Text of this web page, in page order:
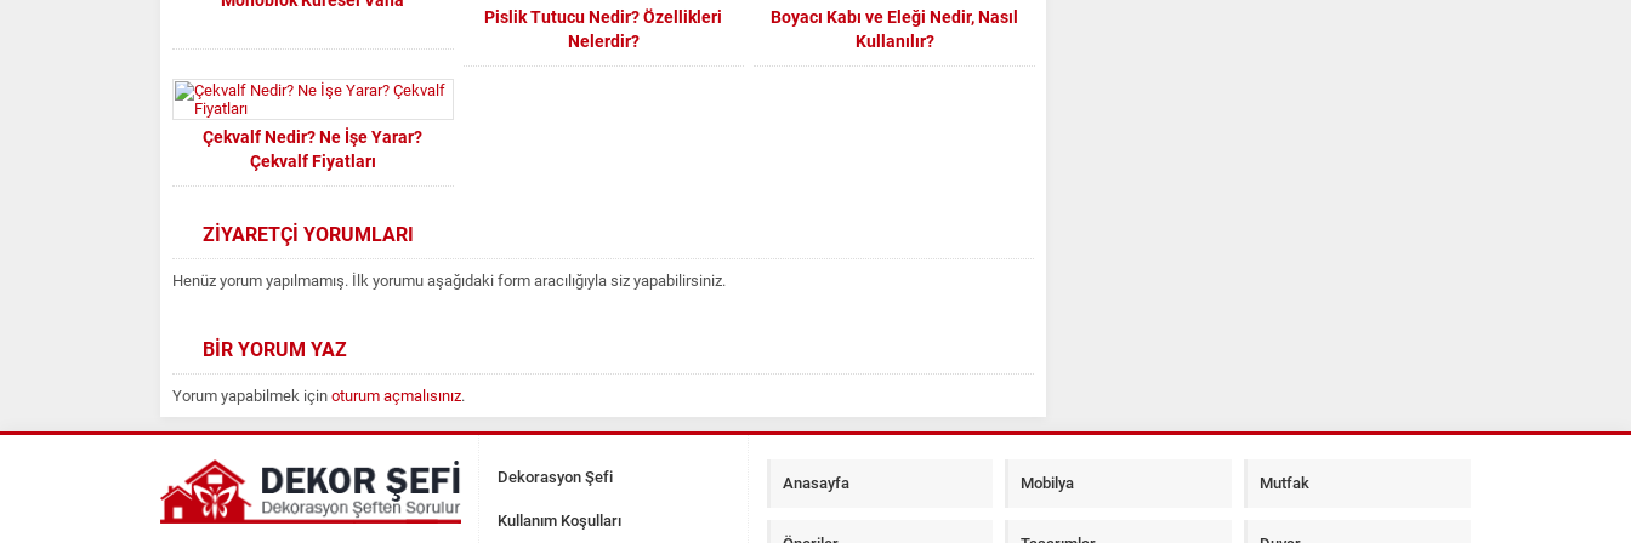
Pislik Tutucu Nedir? Özellikleri
Nelerdir?
Boyacı Kabı ve Eleği Nedir, Nasıl
Kullanılır?
Çekvalf Nedir? Ne İşe Yarar?
Çekvalf Fiyatları
ZİYARETÇİ YORUMLARI
Henüz yorum yapılmamış. İlk yorumu aşağıdaki form aracılığıyla siz yapabilirsiniz.
BİR YORUM YAZ
Yorum yapabilmek için oturum açmalısınız.
Dekorasyon Şefi
Kullanım Koşulları
Anasayfa Mobilya Mutfak